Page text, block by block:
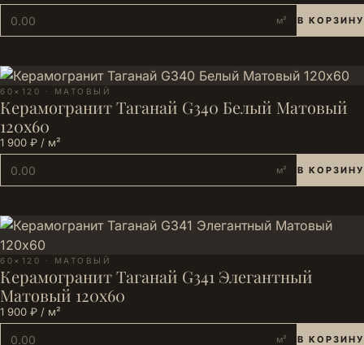
м² В КОРЗИНУ
60×120 · МАТОВЫЙ
Керамогранит Таганай G340 Белый Матовый
120x60
1 900 ₽ / м²
м² В КОРЗИНУ
60×120 · МАТОВЫЙ
Керамогранит Таганай G341 Элегантный
Матовый 120х60
1 900 ₽ / м²
м² В КОРЗИНУ